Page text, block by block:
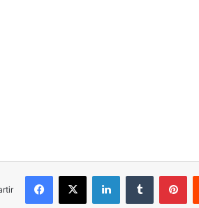
Facebook
X LinkedInTumblr